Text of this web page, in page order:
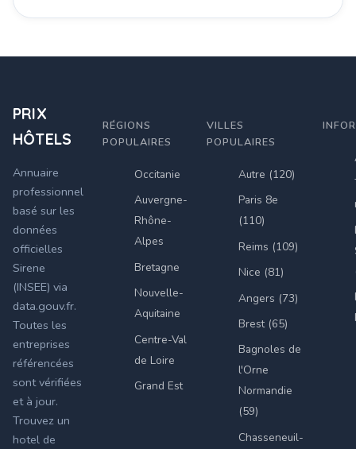
PRIX
HÔTELS
Annuaire
professionnel
basé sur les
données
officielles
Sirene
(INSEE) via
data.gouv.fr.
Toutes les
entreprises
référencées
sont vérifiées
et à jour.
Trouvez un
hotel de
RÉGIONS
POPULAIRES
Occitanie
Auvergne-
Rhône-
Alpes
Bretagne
Nouvelle-
Aquitaine
Centre-Val
de Loire
Grand Est
VILLES
POPULAIRES
Autre (120)
Paris 8e
(110)
Reims (109)
Nice (81)
Angers (73)
Brest (65)
Bagnoles de
l'Orne
Normandie
(59)
Chasseneuil-